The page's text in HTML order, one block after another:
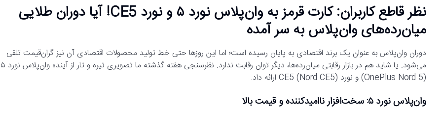
نظر قاطع کاربران: کارت قرمز به وان‌پلاس نورد ۵ و نورد CE5! آیا دوران طلایی
میان‌رده‌های وان‌پلاس به سر آمده
دوران وان‌پلاس به عنوان یک برند اقتصادی به پایان رسیده است؛ اما این روزها حتی خط تولید محصولات اقتصادی آن نیز گران‌قیمت تلقی
می‌شود. یا شاید هم در بازار رقابتی میان‌رده‌ها، دیگر توان رقابت ندارد. نظرسنجی هفته گذشته ما تصویری تیره و تار از آینده وان‌پلاس نورد ۵
(OnePlus Nord 5) و نورد CE5 (Nord CE5) ارائه داد.
وان‌پلاس نورد ۵: سخت‌افزار ناامیدکننده و قیمت بالا